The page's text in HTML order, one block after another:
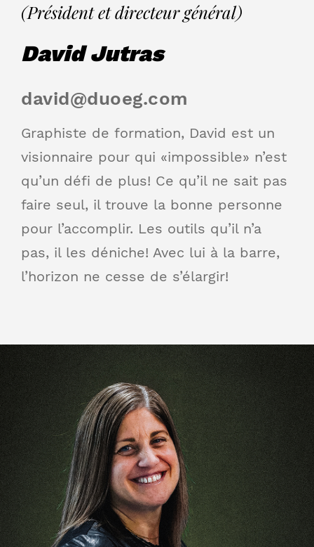
(Président et directeur général)
David Jutras
david@duoeg.com
Graphiste de formation, David est un
visionnaire pour qui «impossible» n’est
qu’un défi de plus! Ce qu’il ne sait pas
faire seul, il trouve la bonne personne
pour l’accomplir. Les outils qu’il n’a
pas, il les déniche! Avec lui à la barre,
l’horizon ne cesse de s’élargir!